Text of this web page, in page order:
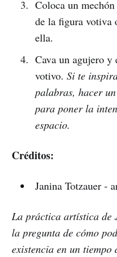
Coloca un
de la figura votiva
ella.
Cava un agujero y
votivo. Si te
palabras, hacer
para poner la
espacio.
Créditos:
Janina Totzauer -
La práctica artística de
la pregunta de cómo
existencia en un tiempo